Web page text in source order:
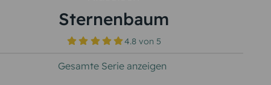
Sternenbaum
4.8von 5
Gesamte Serie anzeigen